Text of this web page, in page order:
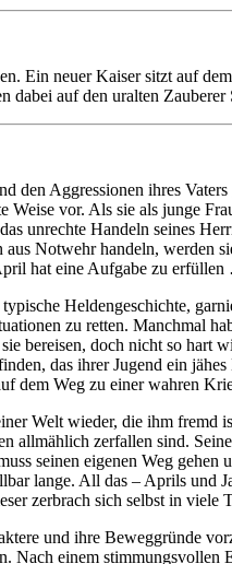
Ein neuer Kaiser sitzt auf
dabei auf den uralten Zauberer
den Aggressionen ihres
Weise vor. Als sie als junge
unrechte Handeln seines
Notwehr handeln, werden
hat eine Aufgabe zu
Heldengeschichte,
zu retten. Manchmal
bereisen, doch nicht so hart
das ihrer Jugend ein
dem Weg zu einer wahren
Welt wieder, die ihm fremd
allmählich zerfallen sind.
seinen eigenen Weg
lange. All das – Aprils und
zerbrach sich selbst in viele
und ihre Beweggründe
Nach einem